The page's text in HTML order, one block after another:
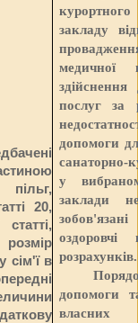
20,
сім'ї в
курортного
закладу
послуг за
допомоги
санаторно-
у
заклади
оздоровчі
розрахунків.
допомоги
власних